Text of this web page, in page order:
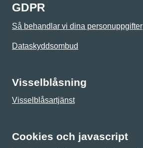
GDPR
Så behandlar vi dina personuppgifter
Dataskyddsombud
Visselblåsning
Visselblåsartjänst
Cookies och javascript